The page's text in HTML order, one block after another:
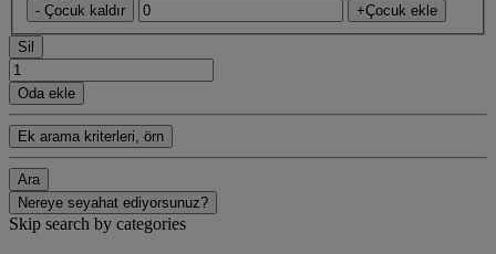
- Çocuk kaldır +Çocuk ekle
Sil
Oda ekle
Ek arama kriterleri, örn
Ara
Nereye seyahat ediyorsunuz?
Skip search by categories